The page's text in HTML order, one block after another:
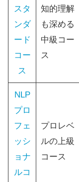
スタ
ンダ
ード
コー
ス
知的理解
も深める
中級コー
ス
NLP
プロ
フェ
ッシ
ョナ
ルコ
プロレベ
ルの上級
コース